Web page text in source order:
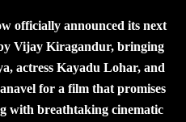
officially announced its next
Vijay Kiragandur, bringing
actress Kayadu Lohar, and
for a film that promises
with breathtaking cinematic